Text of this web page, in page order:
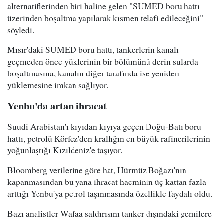
alternatiflerinden biri haline gelen "SUMED boru hattı
üzerinden boşaltma yapılarak kısmen telafi edileceğini"
söyledi.
Mısır'daki SUMED boru hattı, tankerlerin kanalı
geçmeden önce yüklerinin bir bölümünü derin sularda
boşaltmasına, kanalın diğer tarafında ise yeniden
yüklemesine imkan sağlıyor.
Yenbu'da artan ihracat
Suudi Arabistan'ı kıyıdan kıyıya geçen Doğu-Batı boru
hattı, petrolü Körfez'den krallığın en büyük rafinerilerinin
yoğunlaştığı Kızıldeniz'e taşıyor.
Bloomberg verilerine göre hat, Hürmüz Boğazı'nın
kapanmasından bu yana ihracat hacminin üç kattan fazla
arttığı Yenbu'ya petrol taşınmasında özellikle faydalı oldu.
Bazı analistler Wafaa saldırısını tanker dışındaki gemilere